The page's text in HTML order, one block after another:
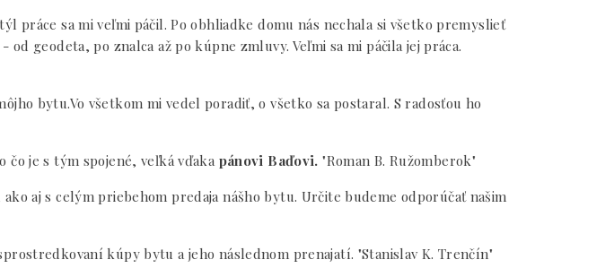
práce sa mi veľmi páčil. Po obhliadke domu nás nechala si všetko premyslieť
geodeta, po znalca až po kúpne zmluvy. Veľmi sa mi páčila jej práca.
bytu.Vo všetkom mi vedel poradiť, o všetko sa postaral. S radosťou ho
je s tým spojené, veľká vďaka pánovi Baďovi. "Roman B. Ružomberok"
ako aj s celým priebehom predaja nášho bytu. Určite budeme odporúčať našim
kúpy bytu a jeho následnom prenajatí. "Stanislav K. Trenčín"